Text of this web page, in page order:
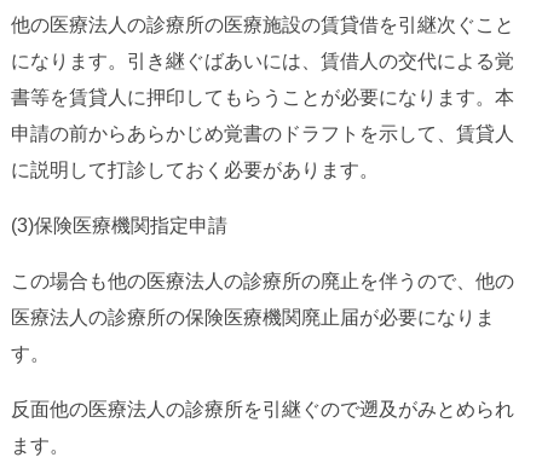
他の医療法人の診療所の医療施設の賃貸借を引継次ぐこと
になります。引き継ぐばあいには、賃借人の交代による覚
書等を賃貸人に押印してもらうことが必要になります。本
申請の前からあらかじめ覚書のドラフトを示して、賃貸人
に説明して打診しておく必要があります。
(3)保険医療機関指定申請
この場合も他の医療法人の診療所の廃止を伴うので、他の
医療法人の診療所の保険医療機関廃止届が必要になりま
す。
反面他の医療法人の診療所を引継ぐので遡及がみとめられ
ます。